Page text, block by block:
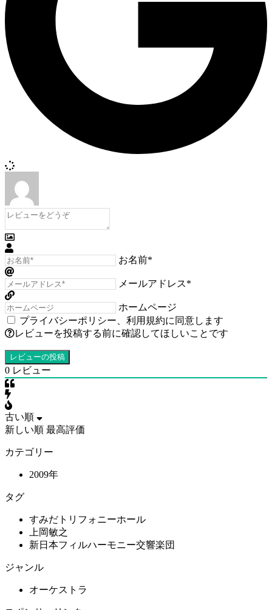
お名前*
メールアドレス*
ホームページ
プライバシーポリシー
利用規約に同意します
レビューを投稿する前に確認してほしいことです
0 レビュー
古い順
新しい順 最高評価
カテゴリー
2009年
タグ
すみだトリフォニーホール
上岡敏之
新日本フィルハーモニー交響楽団
ジャンル
オーケストラ